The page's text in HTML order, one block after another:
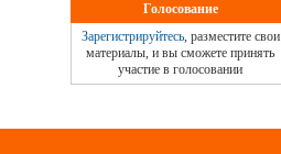
Голосование
Зарегистрируйтесь, разместите свои
материалы, и вы сможете принять
участие в голосовании